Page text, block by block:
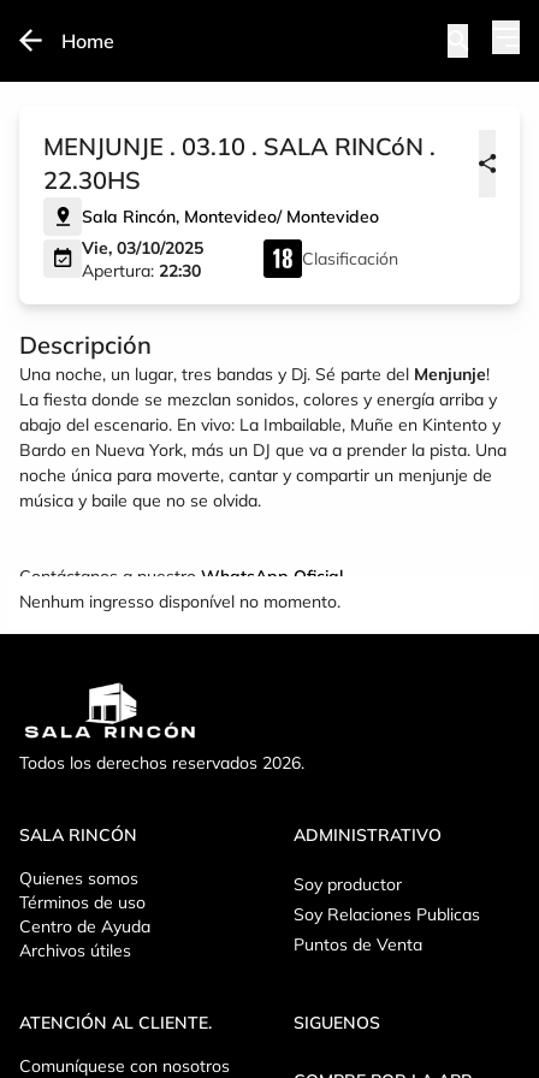
Home
MENJUNJE . 03.10 . SALA RINCóN .
22.30HS
Sala Rincón, Montevideo/ Montevideo
Vie, 03/10/2025
Apertura: 22:30
Clasificación
Descripción
Una noche, un lugar, tres bandas y Dj. Sé parte del Menjunje!
La fiesta donde se mezclan sonidos, colores y energía arriba y
abajo del escenario. En vivo: La Imbailable, Muñe en Kintento y
Bardo en Nueva York, más un DJ que va a prender la pista. Una
noche única para moverte, cantar y compartir un menjunje de
música y baile que no se olvida.
Contáctanos a nuestro WhatsApp Oficial
Nenhum ingresso disponível no momento.
Todos los derechos reservados 2026.
SALA RINCÓN
Quienes somos
Términos de uso
Centro de Ayuda
Archivos útiles
ADMINISTRATIVO
Soy productor
Soy Relaciones Publicas
Puntos de Venta
ATENCIÓN AL CLIENTE.
Comuníquese con nosotros
SIGUENOS